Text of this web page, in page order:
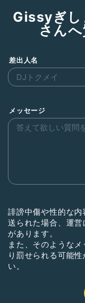
Gissyぎし
さん
差出人名
メッセージ
誹謗中傷や性的な
送られた場合、運
があります。
また、そのような
り罰せられる可能
い。